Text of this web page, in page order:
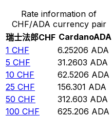
Rate information of
CHF/ADA currency pair
瑞士法郎CHF CardanoADA
1 CHF 6.25206 ADA
5 CHF 31.2603 ADA
10 CHF 62.5206 ADA
25 CHF 156.301 ADA
50 CHF 312.603 ADA
100 CHF 625.206 ADA